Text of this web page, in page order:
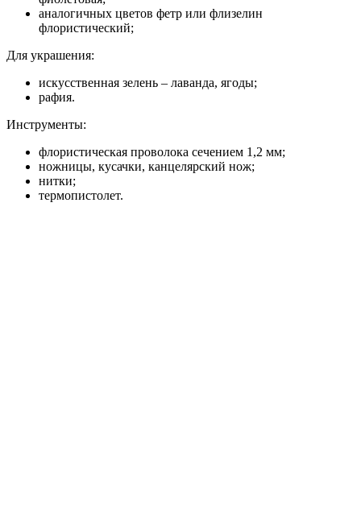
аналогичных цветов фетр или флизелин
флористический;
Для украшения:
искусственная зелень – лаванда, ягоды;
рафия.
Инструменты:
флористическая проволока сечением 1,2 мм;
ножницы, кусачки, канцелярский нож;
нитки;
термопистолет.